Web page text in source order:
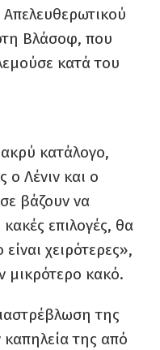
Βλάσοφ, που
κατά του
κατάλογο,
Λένιν και ο
βάζουν να
επιλογές, θα
χειρότερες»,
μικρότερο κακό.
της
καπηλεία της από